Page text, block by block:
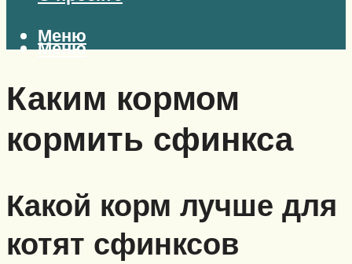
Меню
Меню
Каким кормом
кормить сфинкса
Какой корм лучше для
котят сфинксов